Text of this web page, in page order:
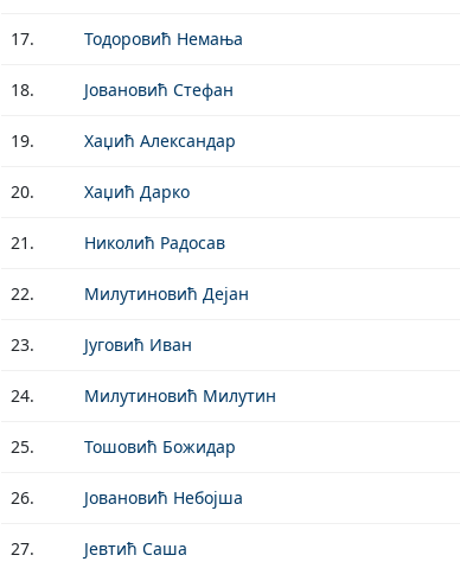
17. Тодоровић Немања
18. Јовановић Стефан
19. Хаџић Александар
20. Хаџић Дарко
21. Николић Радосав
22. Милутиновић Дејан
23. Југовић Иван
24. Милутиновић Милутин
25. Тошовић Божидар
26. Јовановић Небојша
27. Јевтић Саша